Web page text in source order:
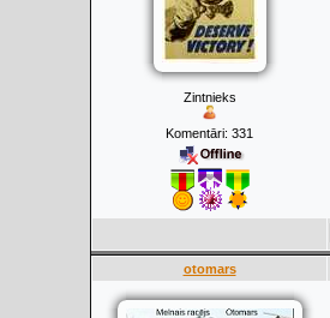
Zintnieks
Komentāri: 331
otomars